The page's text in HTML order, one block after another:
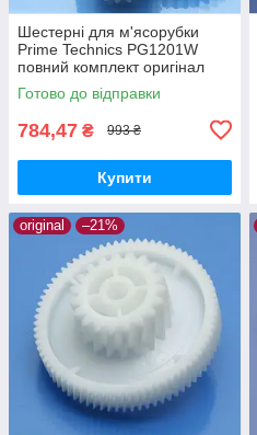
Шестерні для м'ясорубки
Prime Technics PG1201W
повний комплект оригінал
харчовий пластик
Готово до відправки
784,47 ₴ 993 ₴
Купити
original –21%